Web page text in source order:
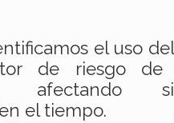
el uso
de riesgo de
afectando
el tiempo.